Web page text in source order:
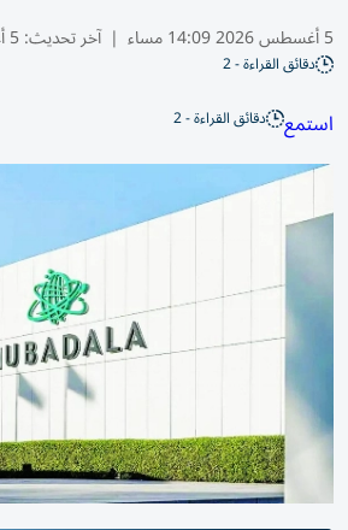
5 أغسطس 2026 14:09 مساء | آخر تحديث:5 أغسطس 15:04 2026
دقائق القراءة - 2
استمع دقائق القراءة - 2